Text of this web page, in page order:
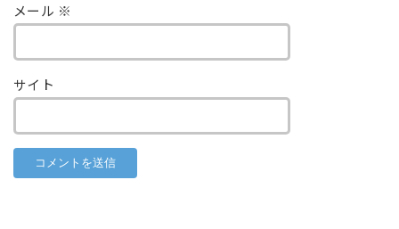
メール ※
サイト